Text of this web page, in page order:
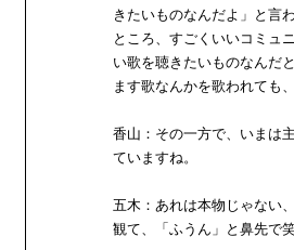
きたいものなんだよ」と言
ところ、すごくいいコミュ
い歌を聴きたいものなんだ
ます歌なんかを歌われても
香山：その一方で、いまは
ていますね。
五木：あれは本物じゃない
観て、「ふうん」と鼻先で